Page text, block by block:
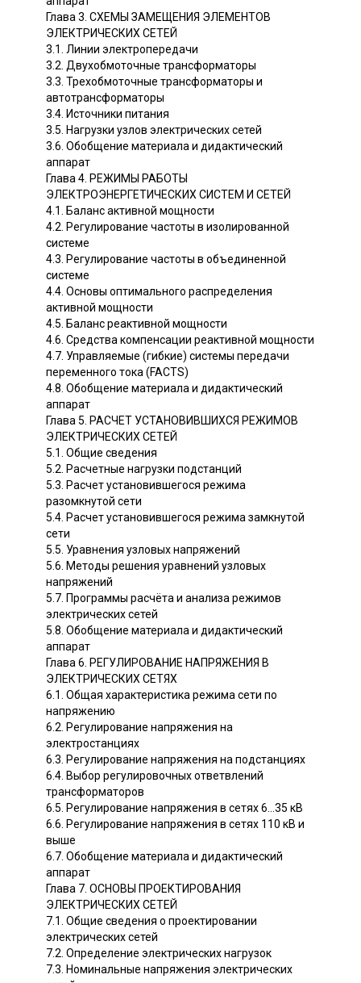
Глава 3. СХЕМЫ ЗАМЕЩЕНИЯ ЭЛЕМЕНТОВ
ЭЛЕКТРИЧЕСКИХ СЕТЕЙ
3.1. Линии электропередачи
3.2. Двухобмоточные трансформаторы
3.3. Трехобмоточные трансформаторы и
автотрансформаторы
3.4. Источники питания
3.5. Нагрузки узлов электрических сетей
3.6. Обобщение материала и дидактический
аппарат
Глава 4. РЕЖИМЫ РАБОТЫ
ЭЛЕКТРОЭНЕРГЕТИЧЕСКИХ СИСТЕМ И СЕТЕЙ
4.1. Баланс активной мощности
4.2. Регулирование частоты в изолированной
системе
4.3. Регулирование частоты в объединенной
системе
4.4. Основы оптимального распределения
активной мощности
4.5. Баланс реактивной мощности
4.6. Средства компенсации реактивной мощности
4.7. Управляемые (гибкие) системы передачи
переменного тока (FACTS)
4.8. Обобщение материала и дидактический
аппарат
Глава 5. РАСЧЕТ УСТАНОВИВШИХСЯ РЕЖИМОВ
ЭЛЕКТРИЧЕСКИХ СЕТЕЙ
5.1. Общие сведения
5.2. Расчетные нагрузки подстанций
5.3. Расчет установившегося режима
разомкнутой сети
5.4. Расчет установившегося режима замкнутой
сети
5.5. Уравнения узловых напряжений
5.6. Методы решения уравнений узловых
напряжений
5.7. Программы расчёта и анализа режимов
электрических сетей
5.8. Обобщение материала и дидактический
аппарат
Глава 6. РЕГУЛИРОВАНИЕ НАПРЯЖЕНИЯ В
ЭЛЕКТРИЧЕСКИХ СЕТЯХ
6.1. Общая характеристика режима сети по
напряжению
6.2. Регулирование напряжения на
электростанциях
6.3. Регулирование напряжения на подстанциях
6.4. Выбор регулировочных ответвлений
трансформаторов
6.5. Регулирование напряжения в сетях 6...35 кВ
6.6. Регулирование напряжения в сетях 110 кВ и
выше
6.7. Обобщение материала и дидактический
аппарат
Глава 7. ОСНОВЫ ПРОЕКТИРОВАНИЯ
ЭЛЕКТРИЧЕСКИХ СЕТЕЙ
7.1. Общие сведения о проектировании
электрических сетей
7.2. Определение электрических нагрузок
7.3. Номинальные напряжения электрических